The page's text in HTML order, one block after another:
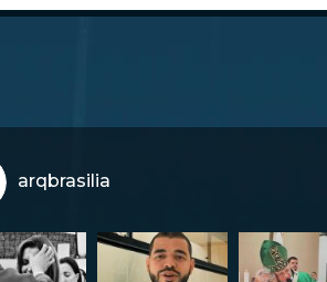
arqbrasilia